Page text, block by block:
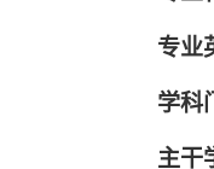
专业
学科
主干